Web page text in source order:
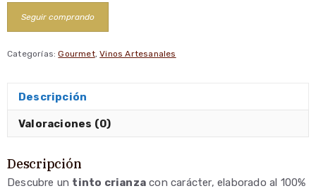
Seguir comprando
Categorías:Gourmet,Vinos Artesanales
Descripción
Valoraciones (0)
Descripción
Descubre un tinto crianza con carácter, elaborado al 100%